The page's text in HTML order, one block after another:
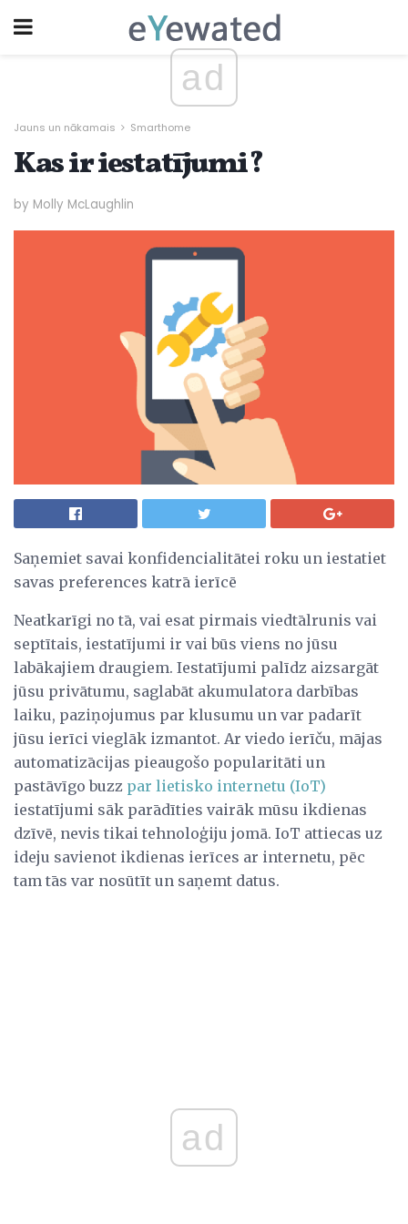
ad
Jauns un nākamais Smarthome
Kas ir iestatījumi?
by Molly McLaughlin
Saņemiet savai konfidencialitātei roku un iestatiet
savas preferences katrā ierīcē
Neatkarīgi no tā, vai esat pirmais viedtālrunis vai
septītais, iestatījumi ir vai būs viens no jūsu
labākajiem draugiem. Iestatījumi palīdz aizsargāt
jūsu privātumu, saglabāt akumulatora darbības
laiku, paziņojumus par klusumu un var padarīt
jūsu ierīci vieglāk izmantot. Ar viedo ierīču, mājas
automatizācijas pieaugošo popularitāti un
pastāvīgo buzz par lietisko internetu (IoT)
iestatījumi sāk parādīties vairāk mūsu ikdienas
dzīvē, nevis tikai tehnoloģiju jomā. IoT attiecas uz
ideju savienot ikdienas ierīces ar internetu, pēc
tam tās var nosūtīt un saņemt datus.
ad